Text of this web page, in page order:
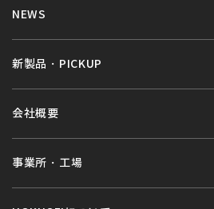
NEWS
新製品・PICKUP
会社概要
事業所・工場